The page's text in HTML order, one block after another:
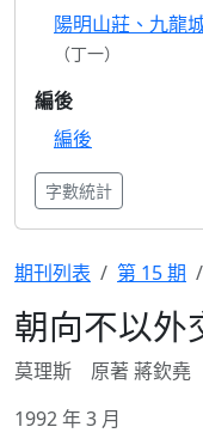
陽明山莊、九龍
（丁一）
編後
編後
字數統計
期刊列表 第 15 期
朝向不以外
莫理斯 原著 蔣欽
1992 年 3 月